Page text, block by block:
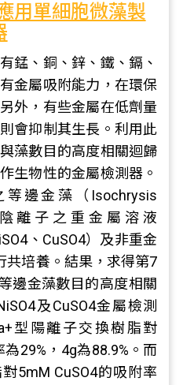
用單細胞微藻製
錳、銅、鋅、鐵、鎘、
金屬吸附能力，在環保
外，有些金屬在低劑量
會抑制其生長。利用此
藻數目的高度相關迴歸
生物性的金屬檢測器。
邊金藻（Isochrysis
離子之重金屬溶液
、CuSO4）及非重金
共培養。結果，求得第7
邊金藻數目的高度相關
及CuSO4金屬檢測
型陽離子交換樹脂對
29%，4g為88.9%。而
5mM CuSO4的吸附率